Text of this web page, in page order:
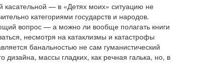
— в «Детях моих» ситуацию не
категориями государств и народов.
вопрос — а можно ли вообще полагать книги
несмотря на катаклизмы и катастрофы
банальностью не сам гуманистический
массы гладких, как речная галька, но, в